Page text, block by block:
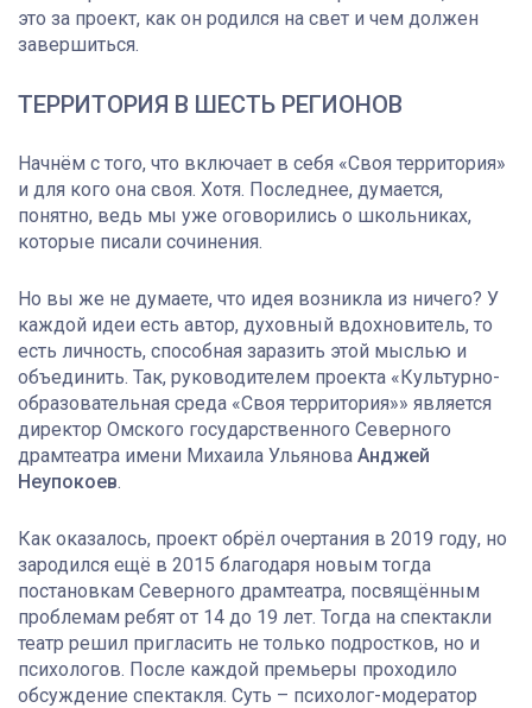
это за проект, как он родился на свет и чем должен
завершиться.
ТЕРРИТОРИЯ В ШЕСТЬ РЕГИОНОВ
Начнём с того, что включает в себя «Своя территория»
и для кого она своя. Хотя. Последнее, думается,
понятно, ведь мы уже оговорились о школьниках,
которые писали сочинения.
Но вы же не думаете, что идея возникла из ничего? У
каждой идеи есть автор, духовный вдохновитель, то
есть личность, способная заразить этой мыслью и
объединить. Так, руководителем проекта «Культурно-
образовательная среда «Своя территория»» является
директор Омского государственного Северного
драмтеатра имени Михаила Ульянова Анджей
Неупокоев.
Как оказалось, проект обрёл очертания в 2019 году, но
зародился ещё в 2015 благодаря новым тогда
постановкам Северного драмтеатра, посвящённым
проблемам ребят от 14 до 19 лет. Тогда на спектакли
театр решил пригласить не только подростков, но и
психологов. После каждой премьеры проходило
обсуждение спектакля. Суть – психолог-модератор